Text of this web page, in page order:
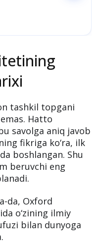
tashkil topgani
Hatto
savolga aniq javob
fikriga ko‘ra, ilk
beruvchi eng
da, Oxford